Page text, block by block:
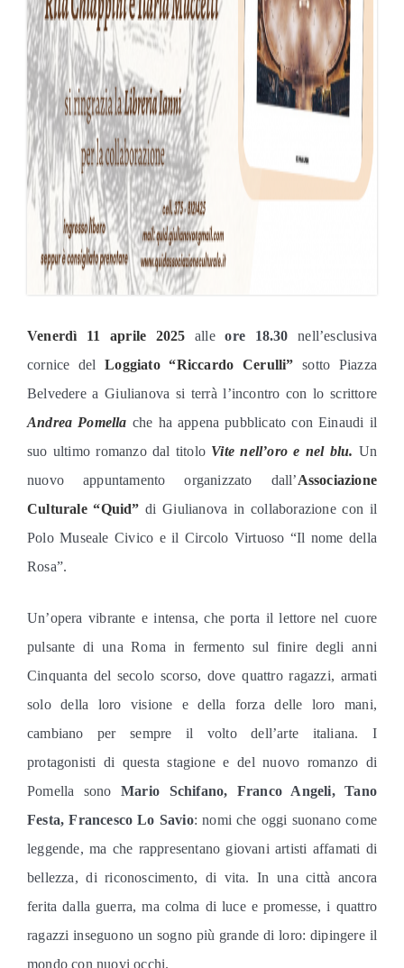
Venerdì 11 aprile 2025 alle ore 18.30nell’esclusiva
cornice delLoggiato “Riccardo Cerulli” sotto Piazza
Belvedere a Giulianova si terrà l’incontro con lo scrittore
Andrea Pomella che ha appena pubblicato con Einaudi il
suo ultimo romanzo dal titolo Vite nell’oro e nel blu. Un
nuovo appuntamento organizzato dall’Associazione
Culturale “Quid” di Giulianova in collaborazione con il
Polo Museale Civico e il Circolo Virtuoso “Il nome della
Rosa”.
Un’opera vibrante e intensa, che porta il lettore nel cuore
pulsante di una Roma in fermento sul finire degli anni
Cinquanta del secolo scorso, dove quattro ragazzi, armati
solo della loro visione e della forza delle loro mani,
cambiano per sempre il volto dell’arte italiana. I
protagonisti di questa stagione e del nuovo romanzo di
Pomella sono
Mario Schifano, Franco Angeli, Tano
Festa, Francesco Lo Savio: nomi che oggi suonano come
leggende, ma che rappresentano giovani artisti affamati di
bellezza, di riconoscimento, di vita. In una città ancora
ferita dalla guerra, ma colma di luce e promesse, i quattro
ragazzi inseguono un sogno più grande di loro: dipingere il
mondo con nuovi occhi.